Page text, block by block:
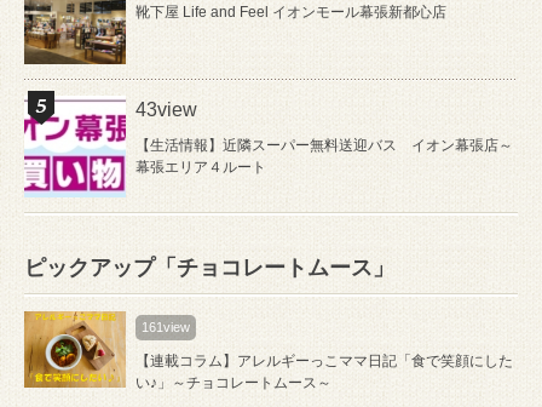
靴下屋 Life and Feel イオンモール幕張新都心店
43view
【生活情報】近隣スーパー無料送迎バス イオン幕張店～
幕張エリア４ルート
ピックアップ「チョコレートムース」
161view
【連載コラム】アレルギーっこママ日記「食で笑顔にした
い♪」～チョコレートムース～